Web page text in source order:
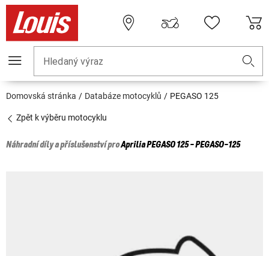
Hledaný výraz
Domovská stránka Databáze motocyklů PEGASO 125
Zpět k výběru motocyklu
Náhradní díly a příslušenství proApriliaPEGASO 125 - PEGASO-125